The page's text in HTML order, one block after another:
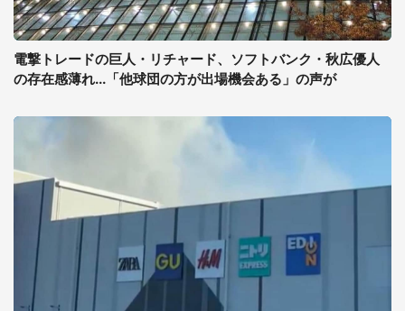
電撃トレードの巨人・リチャード、ソフトバンク・秋広優人
の存在感薄れ...「他球団の方が出場機会ある」の声が